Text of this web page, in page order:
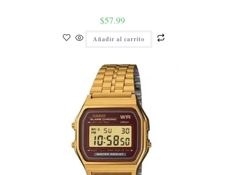
$57.99
Añadir al carrito